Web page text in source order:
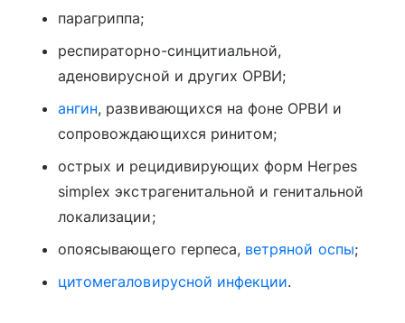
парагриппа;
респираторно-синцитиальной,
аденовирусной и других ОРВИ;
ангин, развивающихся на фоне ОРВИ и
сопровождающихся ринитом;
острых и рецидивирующих форм Herpes
simplex экстрагенитальной и генитальной
локализации;
опоясывающего герпеса, ветряной оспы;
цитомегаловирусной инфекции.